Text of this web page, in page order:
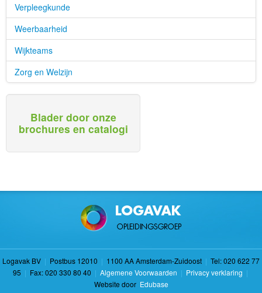
Verpleegkunde
Weerbaarheid
Wijkteams
Zorg en Welzijn
Blader door onze
brochures en catalogi
Logavak BV | Postbus 12010 | 1100 AA Amsterdam-Zuidoost | Tel: 020 622 77
95 | Fax: 020 330 80 40 | Algemene Voorwaarden | Privacy verklaring |
Website door Edubase